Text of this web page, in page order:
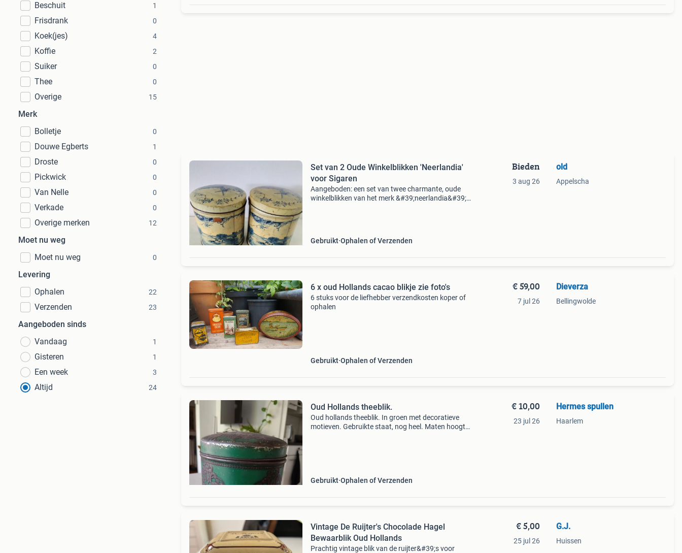
Beschuit
1
Frisdrank 0
Koek(jes) 4
Koffie 2
Suiker 0
Thee 0
Overige 15
Merk
Bolletje
0
Douwe Egberts 1
Droste 0
Pickwick 0
Van Nelle 0
Verkade 0
Overige merken 12
Moet nu weg
Moet nu weg
0
Levering
Ophalen
22
Verzenden 23
Aangeboden sinds
Vandaag
1
Gisteren 1
Een week 3
Altijd 24
Set van 2 Oude Winkelblikken 'Neerlandia'
voor Sigaren
Aangeboden: een set van twee charmante, oude
winkelblikken van het merk &#39;neerlandia&#39;,
Gebruikt Ophalen of Verzenden
Bieden
3 aug 26
old
Appelscha
6 x oud Hollands cacao blikje zie foto's
6 stuks voor de liefhebber verzendkosten koper of
ophalen
Gebruikt Ophalen of Verzenden
€ 59,00
7 jul 26
Dieverza
Bellingwolde
Oud Hollands theeblik.
Oud hollands theeblik. In groen met decoratieve
motieven. Gebruikte staat, nog heel. Maten hoogte
Gebruikt Ophalen of Verzenden
€ 10,00
23 jul 26
Hermes spullen
Haarlem
Vintage De Ruijter's Chocolade Hagel
Bewaarblik Oud Hollands
Prachtig vintage blik van de ruijter&#39;s voor
€ 5,00
25 jul 26
G.J.
Huissen